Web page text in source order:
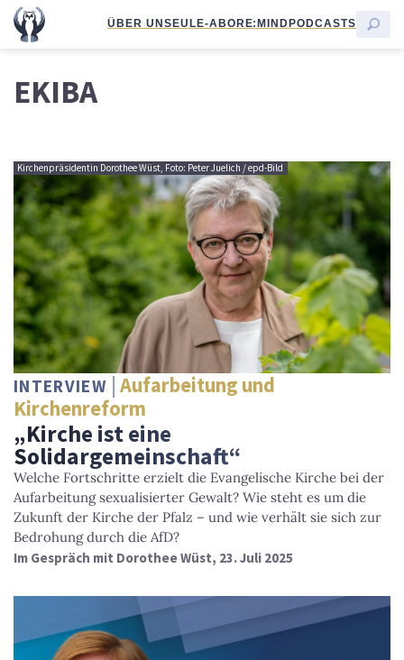
ÜBER UNSEULE-ABORE:MINDPODCASTS
EKIBA
Kirchenpräsidentin Dorothee Wüst, Foto: Peter Juelich / epd-Bild
INTERVIEW
Aufarbeitung und
Kirchenreform
„Kirche ist eine
Solidargemeinschaft“
Welche Fortschritte erzielt die Evangelische Kirche bei der
Aufarbeitung sexualisierter Gewalt? Wie steht es um die
Zukunft der Kirche der Pfalz – und wie verhält sie sich zur
Bedrohung durch die AfD?
Im Gespräch mit Dorothee Wüst, 23. Juli 2025